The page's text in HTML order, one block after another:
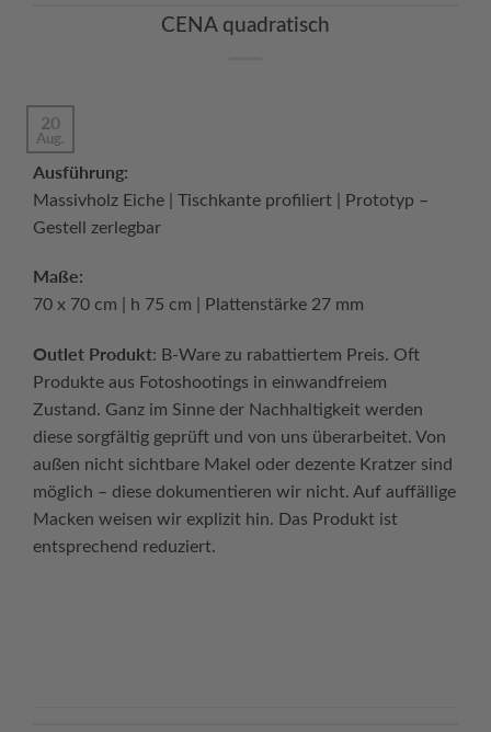
CENA quadratisch
20
Aug.
Ausführung:
Massivholz Eiche | Tischkante profiliert | Prototyp –
Gestell zerlegbar
Maße:
70 x 70 cm | h 75 cm | Plattenstärke 27 mm
Outlet Produkt: B-Ware zu rabattiertem Preis. Oft
Produkte aus Fotoshootings in einwandfreiem
Zustand. Ganz im Sinne der Nachhaltigkeit werden
diese sorgfältig geprüft und von uns überarbeitet. Von
außen nicht sichtbare Makel oder dezente Kratzer sind
möglich – diese dokumentieren wir nicht. Auf auffällige
Macken weisen wir explizit hin. Das Produkt ist
entsprechend reduziert.